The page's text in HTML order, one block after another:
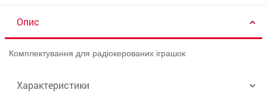
Опис
Комплектування для радіокерованих іграшок
Характеристики